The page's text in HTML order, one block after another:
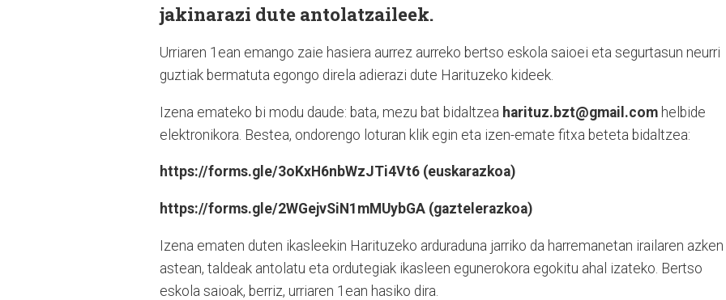
jakinarazi dute antolatzaileek.
Urriaren 1ean emango zaie hasiera aurrez aurreko bertso eskola saioei eta segurtasun neurri
guztiak bermatuta egongo direla adierazi dute Harituzeko kideek.
Izena emateko bi modu daude: bata, mezu bat bidaltzea harituz.bzt@gmail.com helbide
elektronikora. Bestea, ondorengo loturan klik egin eta izen-emate fitxa beteta bidaltzea:
https://forms.gle/3oKxH6nbWzJTi4Vt6 (euskarazkoa)
https://forms.gle/2WGejvSiN1mMUybGA (gaztelerazkoa)
Izena ematen duten ikasleekin Harituzeko arduraduna jarriko da harremanetan irailaren azken
astean, taldeak antolatu eta ordutegiak ikasleen egunerokora egokitu ahal izateko. Bertso
eskola saioak, berriz, urriaren 1ean hasiko dira.